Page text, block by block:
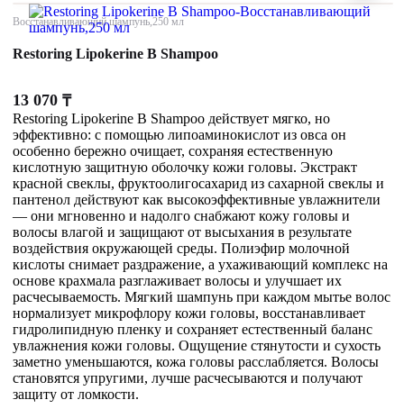
Восстанавливающий шампунь,250 мл
Restoring Lipokerine B Shampoo
13 070 ₸
Restoring Lipokerine B Shampoo действует мягко, но
эффективно: с помощью липоаминокислот из овса он
особенно бережно очищает, сохраняя естественную
кислотную защитную оболочку кожи головы. Экстракт
красной свеклы, фруктоолигосахарид из сахарной свеклы и
пантенол действуют как высокоэффективные увлажнители
— они мгновенно и надолго снабжают кожу головы и
волосы влагой и защищают от высыхания в результате
воздействия окружающей среды. Полиэфир молочной
кислоты снимает раздражение, а ухаживающий комплекс на
основе крахмала разглаживает волосы и улучшает их
расчесываемость. Мягкий шампунь при каждом мытье волос
нормализует микрофлору кожи головы, восстанавливает
гидролипидную пленку и сохраняет естественный баланс
увлажнения кожи головы. Ощущение стянутости и сухость
заметно уменьшаются, кожа головы расслабляется. Волосы
становятся упругими, лучше расчесываются и получают
защиту от ломкости.